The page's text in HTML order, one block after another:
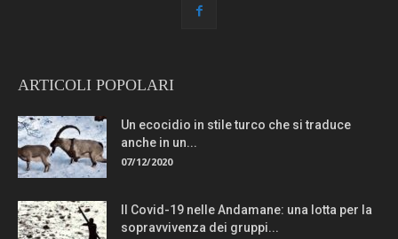
ARTICOLI POPOLARI
Un ecocidio in stile turco che si traduce
anche in un...
07/12/2020
Il Covid-19 nelle Andamane: una lotta per la
sopravvivenza dei gruppi...